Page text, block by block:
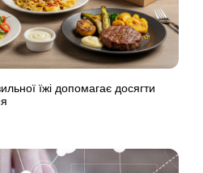
їжі допомагає досягти